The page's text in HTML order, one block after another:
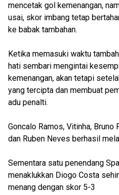
mencetak gol kemenangan,
usai, skor imbang tetap
ke babak tambahan.
Ketika memasuki waktu
hati sembari mengintai
kemenangan, akan tetapi
yang tercipta dan membuat
adu penalti.
Goncalo Ramos, Vitinha, Bruno
dan Ruben Neves berhasil
Sementara satu penendang
menaklukkan Diogo Costa
menang dengan skor 5-3